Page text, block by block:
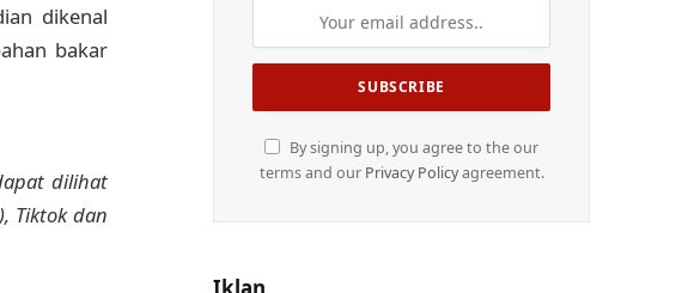
dikenal
bakar
dilihat
Tiktok dan
By signing up, you agree to the our
terms and our Privacy Policyagreement.